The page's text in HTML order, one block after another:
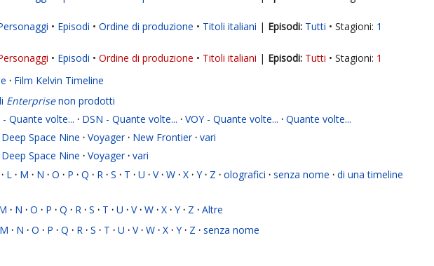
Episodi Ordine di produzione Titoli italiani | Tutti Stagioni: 1
Episodi Ordine di produzione Titoli italiani | Tutti Stagioni: 1
· Film Kelvin Timeline
Enterprisenon prodotti
- Quante volte... · DSN - Quante volte... · VOY - Quante volte... · Quante volte...
Deep Space Nine · Voyager · New Frontier · vari
Deep Space Nine · Voyager · vari
· L · M · N · O · P · Q · R · S · T · U · V · W · X · Y · Z · olografici · senza nome · di una timeline
· N · O · P · Q · R · S · T · U · V · W · X · Y · Z · Altre
M · N · O · P · Q · R · S · T · U · V · W · X · Y · Z · senza nome